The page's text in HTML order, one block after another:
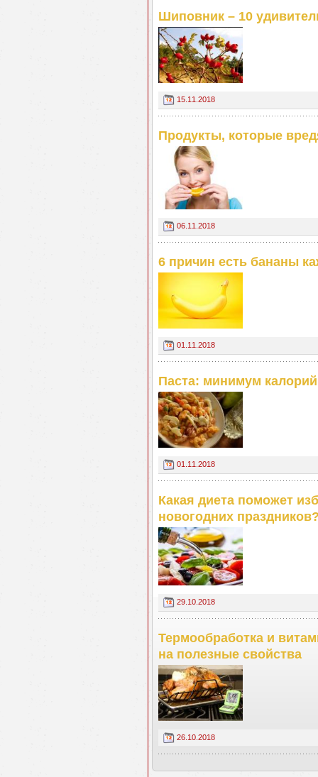
Шиповник – 10
15.11.2018
Продукты, которые
06.11.2018
6 причин есть бананы
01.11.2018
Паста: минимум
01.11.2018
Какая диета поможет
новогодних
29.10.2018
Термообработка и
на полезные свойства
26.10.2018